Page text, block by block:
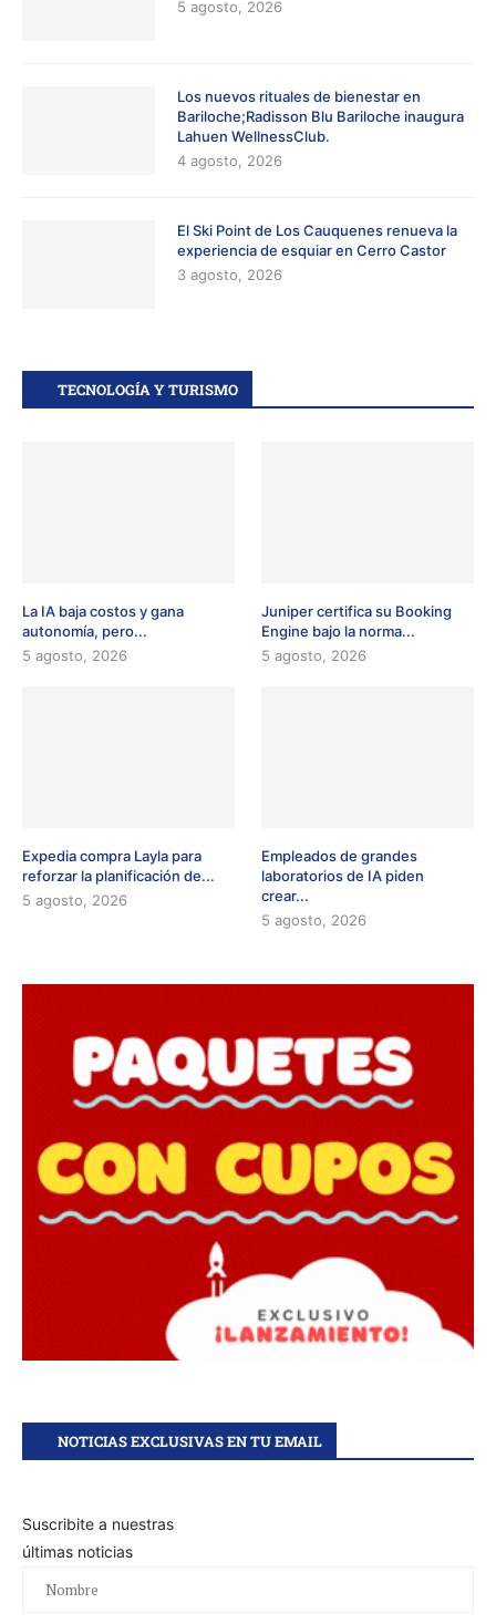
5 agosto, 2026
Los nuevos rituales de bienestar en
Bariloche;Radisson Blu Bariloche inaugura
Lahuen WellnessClub.
4 agosto, 2026
El Ski Point de Los Cauquenes renueva la
experiencia de esquiar en Cerro Castor
3 agosto, 2026
TECNOLOGÍA Y TURISMO
La IA baja costos y gana
autonomía, pero...
5 agosto, 2026
Juniper certifica su Booking
Engine bajo la norma...
5 agosto, 2026
Expedia compra Layla para
reforzar la planificación de...
5 agosto, 2026
Empleados de grandes
laboratorios de IA piden
crear...
5 agosto, 2026
NOTICIAS EXCLUSIVAS EN TU EMAIL
Suscribite a nuestras
últimas noticias